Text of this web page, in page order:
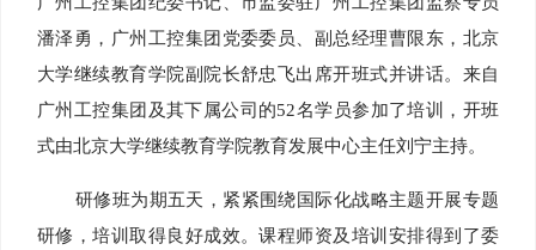
潘泽勇，广州工控集团党委委员、副总经理曹限东，北京
大学继续教育学院副院长舒忠飞出席开班式并讲话。来自
广州工控集团及其下属公司的52名学员参加了培训，开班
式由北京大学继续教育学院教育发展中心主任刘宁主持。
研修班为期五天，紧紧围绕国际化战略主题开展专题
研修，培训取得良好成效。课程师资及培训安排得到了委